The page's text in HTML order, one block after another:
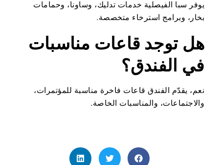
يوفر سبا الفيصلية خدمات تدليك، وساونا، وحمامات
بخار، وبرامج استرخاء متخصصة.
هل توجد قاعات مناسبات
في الفندق؟
نعم، يقدّم الفندق قاعات فاخرة مناسبة للمؤتمرات،
والاجتماعات، والمناسبات الخاصة.